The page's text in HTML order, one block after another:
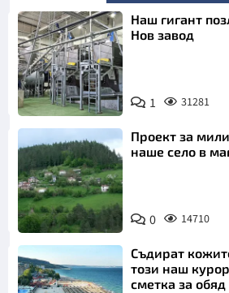
Наш гигант
Нов завод
1 31281
Проект за
наше село в
0 14710
Съдират
този наш
сметка за